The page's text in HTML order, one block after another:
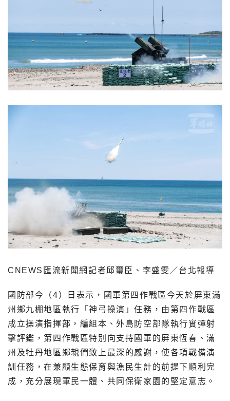
CNEWS匯流新聞網記者邱璽臣、李盛雯／台北報導
國防部今（4）日表示，國軍第四作戰區今天於屏東滿
州鄉九棚地區執行「神弓操演」任務，由第四作戰區
成立操演指揮部，編組本、外島防空部隊執行實彈射
擊評鑑，第四作戰區特別向支持國軍的屏東恆春、滿
州及牡丹地區鄉親們致上最深的感謝，使各項戰備演
訓任務，在兼顧生態保育與漁民生計的前提下順利完
成，充分展現軍民一體、共同保衛家園的堅定意志。